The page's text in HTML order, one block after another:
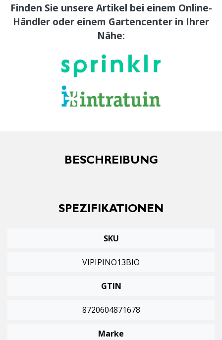
Finden Sie unsere Artikel bei einem Online-
Händler oder einem Gartencenter in Ihrer
Nähe:
BESCHREIBUNG
SPEZIFIKATIONEN
SKU
VIPIPINO13BIO
GTIN
8720604871678
Marke